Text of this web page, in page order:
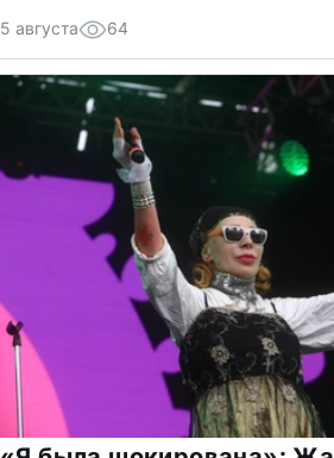
5 августа 64